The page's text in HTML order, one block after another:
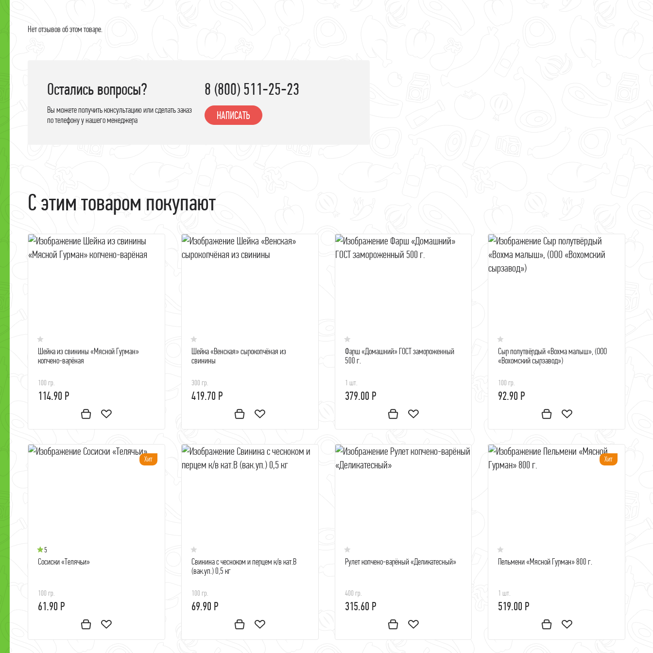
Нет отзывов об этом товаре.
Остались вопросы?
Вы можете получить консультацию или сделать заказ
по телефону у нашего менеджера
8 (800) 511-25-23
НАПИСАТЬ
С этим товаром покупают
Шейка из свинины «Мясной Гурман»
копчено-варёная
100 гр.
114.90 Р
Шейка «Венская» сырокопчёная из
свинины
300 гр.
419.70 Р
Фарш «Домашний» ГОСТ замороженный
500 г.
1 шт.
379.00 Р
Сыр полутвёрдый «Вохма малыш», (ООО
«Вохомский сырзавод»)
100 гр.
92.90 Р
Хит
5
Сосиски «Телячьи»
100 гр.
61.90 Р
Свинина с чесноком и перцем к/в кат.В
(вак.уп.) 0,5 кг
100 гр.
69.90 Р
Рулет копчено-варёный «Деликатесный»
400 гр.
315.60 Р
Хит
Пельмени «Мясной Гурман» 800 г.
1 шт.
519.00 Р